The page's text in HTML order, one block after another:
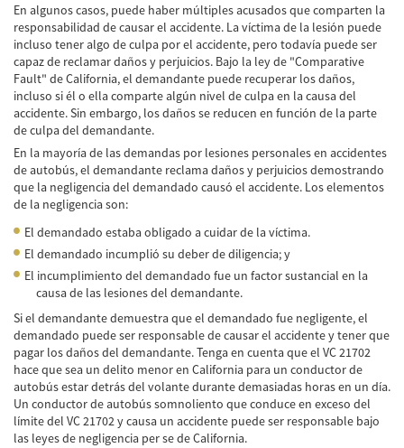
Tipos de Compensaciones Disponibles
Tipo de Evidencia Necesaria
Accidente de Motocicleta
Accidente de moto por conducción
Accidente de Motocicleta Involucrando a un
Motorista No Asegurado
Accidente de Motocicleta con Giro Inseguro
a la Izquierda
Accidente de Motocicleta Preguntas
Frecuentes
Accidente de Motocicleta Relacionado con
las Drogas
Accidente de Motocicleta Vinculado al
Alcohol
Accidente de Motocicleta y Huida
En algunos casos, puede haber múltiples acusados que comparten la
responsabilidad de causar el accidente. La víctima de la lesión puede
incluso tener algo de culpa por el accidente, pero todavía puede ser
capaz de reclamar daños y perjuicios. Bajo la ley de "Comparative
Fault" de California, el demandante puede recuperar los daños,
incluso si él o ella comparte algún nivel de culpa en la causa del
accidente. Sin embargo, los daños se reducen en función de la parte
de culpa del demandante.
En la mayoría de las demandas por lesiones personales en accidentes
de autobús, el demandante reclama daños y perjuicios demostrando
que la negligencia del demandado causó el accidente. Los elementos
de la negligencia son:
El demandado estaba obligado a cuidar de la víctima.
El demandado incumplió su deber de diligencia; y
El incumplimiento del demandado fue un factor sustancial en la
causa de las lesiones del demandante.
Si el demandante demuestra que el demandado fue negligente, el
demandado puede ser responsable de causar el accidente y tener que
pagar los daños del demandante. Tenga en cuenta que el VC 21702
hace que sea un delito menor en California para un conductor de
autobús estar detrás del volante durante demasiadas horas en un día.
Un conductor de autobús somnoliento que conduce en exceso del
límite del VC 21702 y causa un accidente puede ser responsable bajo
las leyes de negligencia per se de California.